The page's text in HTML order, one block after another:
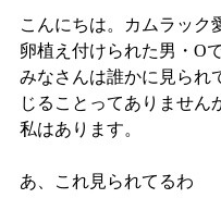
こんにちは。カムラック
卵植え付けられた男・Oで
みなさんは誰かに見られ
じることってありません
私はあります。
あ、これ見られてるわ